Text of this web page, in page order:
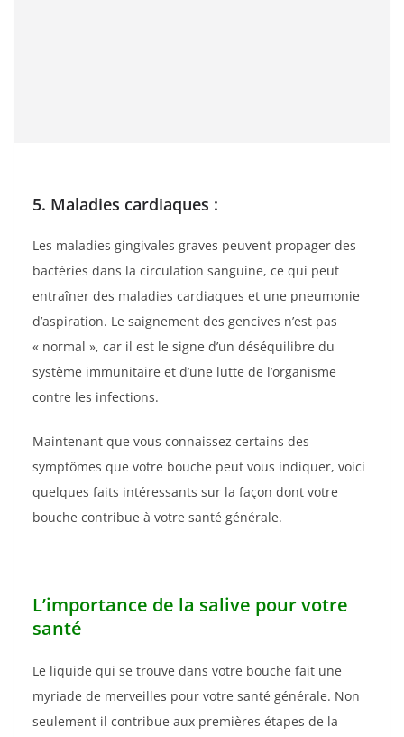
5. Maladies cardiaques :
Les maladies gingivales graves peuvent propager des
bactéries dans la circulation sanguine, ce qui peut
entraîner des maladies cardiaques et une pneumonie
d’aspiration. Le saignement des gencives n’est pas
« normal », car il est le signe d’un déséquilibre du
système immunitaire et d’une lutte de l’organisme
contre les infections.
Maintenant que vous connaissez certains des
symptômes que votre bouche peut vous indiquer, voici
quelques faits intéressants sur la façon dont votre
bouche contribue à votre santé générale.
L’importance de la salive pour votre
santé
Le liquide qui se trouve dans votre bouche fait une
myriade de merveilles pour votre santé générale. Non
seulement il contribue aux premières étapes de la